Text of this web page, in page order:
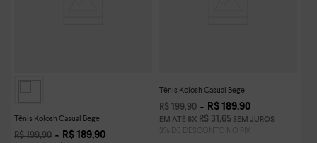
Tênis Kolosh Casual Bege
R$ 199,90 R$ 189,90
Tênis Kolosh Casual Bege
R$ 199,90 R$ 189,90
EM ATÉ 6X R$ 31,65 SEM JUROS